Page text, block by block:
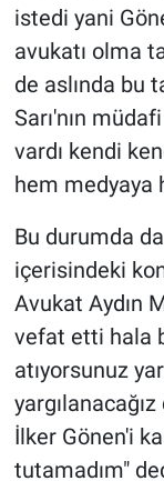
istedi yani
avukatı olma
de aslında bu
Sarı'nın
vardı kendi
hem medyaya
Bu durumda
içerisindeki
Avukat Aydın
vefat etti hala
atıyorsunuz
İlker Gönen'i
tutamadım"
Yerel
Canlı Yayın